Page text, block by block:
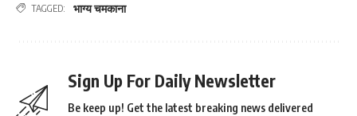
TAGGED: भाग्य चमकाना
Sign Up For Daily Newsletter
Be keep up! Get the latest breaking news delivered